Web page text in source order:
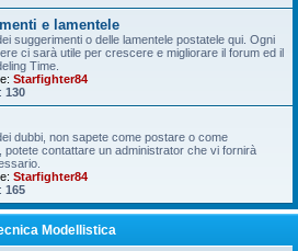
e lamentele
suggerimenti o delle lamentele postatele qui. Ogni
ci sarà utile per crescere e migliorare il forum ed il
Time.
Starfighter84
130
dubbi, non sapete come postare o come
potete contattare un administrator che vi fornirà
Starfighter84
165
Modellistica